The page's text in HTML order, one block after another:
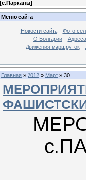
[с.Парканы]
Меню сайта
Новости сайта Фото
О Болгарии
Движения маршруток
Главная » 2012 » Март » 30